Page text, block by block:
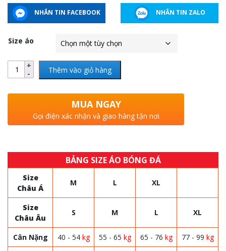
NHẮN TIN FACEBOOK NHẮN TIN ZALO
Size áo
Thêm vào giỏ hàng
MUA NGAY
Gọi điện xác nhận và giao hàng tận nơi
BẢNG SIZE ÁO BÓNG ĐÁ
Size
Châu Á
M L XL
Size
Châu Âu
S M L XL
Cân Nặng 40 - 54 kg 55 - 65 kg 65 - 76 kg 77 - 99 kg